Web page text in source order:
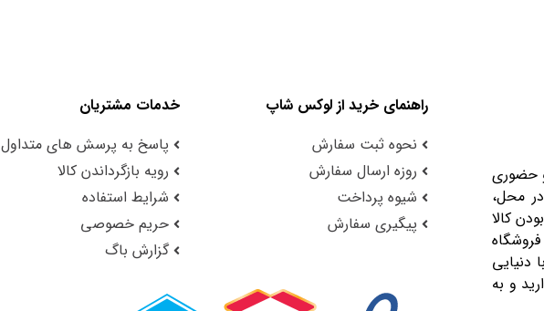
حضوری
محل،
کالا
دنیایی
و به
راهنمای خرید از لوکس شاپ
نحوه ثبت سفارش
روزه ارسال سفارش
شیوه پرداخت
پیگیری سفارش
خدمات مشتریان
پاسخ به پرسش های متداول
رویه بازگرداندن کالا
شرایط استفاده
حریم خصوصی
گزارش باگ